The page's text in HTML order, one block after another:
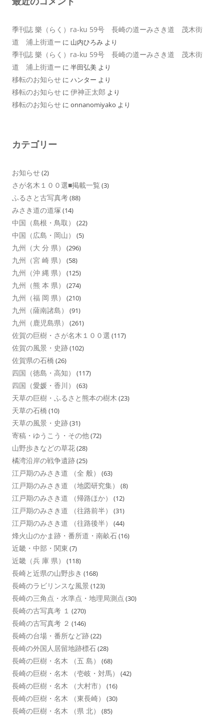
季刊誌 樂（らく）ra-ku 59号 長崎の道ーみさき道 茂木街
道 浦上街道ー に 山内ひろみ より
季刊誌 樂（らく）ra-ku 59号 長崎の道ーみさき道 茂木街
道 浦上街道ー に 半田弘美 より
移転のお知らせ に ハンター より
移転のお知らせ に 伊神正太郎 より
移転のお知らせ に onnanomiyako より
カテゴリー
お知らせ(2)
さが名木１００選■掲載一覧 (3)
ふるさと古写真考(88)
みさき道の道塚 (14)
中国（島根・鳥取） (22)
中国（広島・岡山） (5)
九州（大 分 県） (296)
九州（宮 崎 県） (58)
九州（沖 縄 県） (125)
九州（熊 本 県） (274)
九州（福 岡 県） (210)
九州（薩南諸島） (91)
九州（鹿児島県） (261)
佐賀の巨樹・さが名木１００選 (117)
佐賀の風景・史跡(102)
佐賀県の石橋 (26)
四国（徳島・高知） (117)
四国（愛媛・香川） (63)
天草の巨樹・ふるさと熊本の樹木 (23)
天草の石橋 (10)
天草の風景・史跡(31)
寄稿・ゆうこう・その他(72)
山野歩きなどの草花(28)
橘湾沿岸の戦争遺跡(25)
江戸期のみさき道 （全 般） (63)
江戸期のみさき道 （地図研究集） (8)
江戸期のみさき道 （帰路ほか） (12)
江戸期のみさき道 （往路前半） (31)
江戸期のみさき道 （往路後半） (44)
烽火山のかま跡・番所道・南畝石(16)
近畿・中部・関東 (7)
近畿（兵 庫 県） (118)
長崎と近県の山野歩き (168)
長崎のラビリンスな風景 (123)
長崎の三角点・水準点・地理局測点 (30)
長崎の古写真考 １ (270)
長崎の古写真考 ２ (146)
長崎の台場・番所など跡(22)
長崎の外国人居留地跡標石(28)
長崎の巨樹・名木 （五 島） (68)
長崎の巨樹・名木 （壱岐・対馬） (42)
長崎の巨樹・名木 （大村市） (16)
長崎の巨樹・名木 （東長崎） (30)
長崎の巨樹・名木 （県 北） (85)